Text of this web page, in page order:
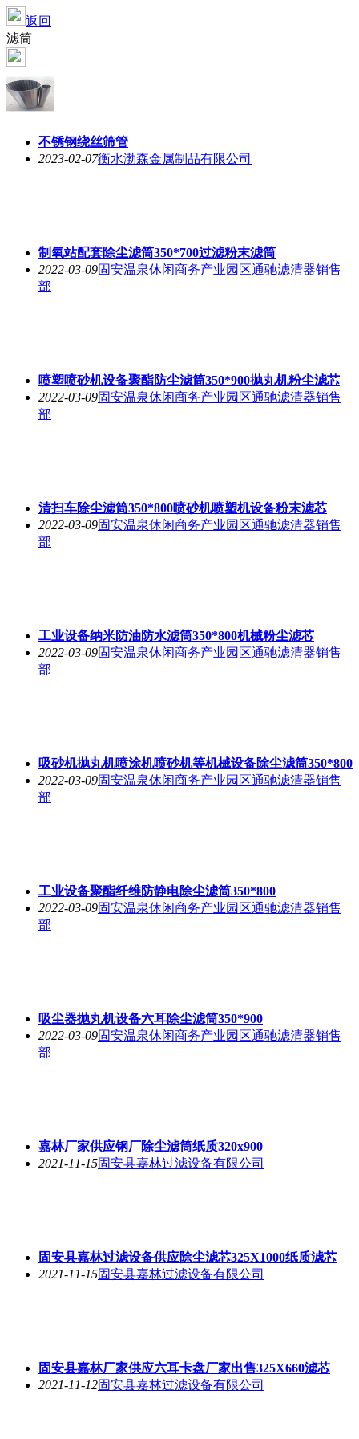
返回
滤筒
不锈钢绕丝筛管
2023-02-07衡水渤森金属制品有限公司
制氧站配套除尘滤筒350*700过滤粉末滤筒
2022-03-09固安温泉休闲商务产业园区通驰滤清器销售
部
喷塑喷砂机设备聚酯防尘滤筒350*900抛丸机粉尘滤芯
2022-03-09固安温泉休闲商务产业园区通驰滤清器销售
部
清扫车除尘滤筒350*800喷砂机喷塑机设备粉末滤芯
2022-03-09固安温泉休闲商务产业园区通驰滤清器销售
部
工业设备纳米防油防水滤筒350*800机械粉尘滤芯
2022-03-09固安温泉休闲商务产业园区通驰滤清器销售
部
吸砂机抛丸机喷涂机喷砂机等机械设备除尘滤筒350*800
2022-03-09固安温泉休闲商务产业园区通驰滤清器销售
部
工业设备聚酯纤维防静电除尘滤筒350*800
2022-03-09固安温泉休闲商务产业园区通驰滤清器销售
部
吸尘器抛丸机设备六耳除尘滤筒350*900
2022-03-09固安温泉休闲商务产业园区通驰滤清器销售
部
嘉林厂家供应钢厂除尘滤筒纸质320x900
2021-11-15固安县嘉林过滤设备有限公司
固安县嘉林过滤设备供应除尘滤芯325X1000纸质滤芯
2021-11-15固安县嘉林过滤设备有限公司
固安县嘉林厂家供应六耳卡盘厂家出售325X660滤芯
2021-11-12固安县嘉林过滤设备有限公司